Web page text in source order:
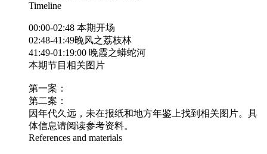
Timeline
00:00-02:48 本期开场
02:48-41:49晚风之荔枝林
41:49-01:19:00 晚霞之蟒蛇河
本期节目相关图片
第一案：
第二案：
因年代久远，未在报纸和地方年鉴上找到相关图片。具
体信息请阅读参考资料。
References and materials